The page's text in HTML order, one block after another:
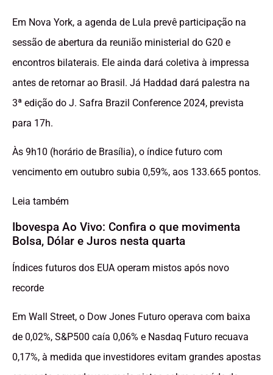
Em Nova York, a agenda de Lula prevê participação na
sessão de abertura da reunião ministerial do G20 e
encontros bilaterais. Ele ainda dará coletiva à impressa
antes de retornar ao Brasil. Já Haddad dará palestra na
3ª edição do J. Safra Brazil Conference 2024, prevista
para 17h.
Às 9h10 (horário de Brasília), o índice futuro com
vencimento em outubro subia 0,59%, aos 133.665 pontos.
Leia também
Ibovespa Ao Vivo: Confira o que movimenta
Bolsa, Dólar e Juros nesta quarta
Índices futuros dos EUA operam mistos após novo
recorde
Em Wall Street, o Dow Jones Futuro operava com baixa
de 0,02%, S&P500 caía 0,06% e Nasdaq Futuro recuava
0,17%, à medida que investidores evitam grandes apostas